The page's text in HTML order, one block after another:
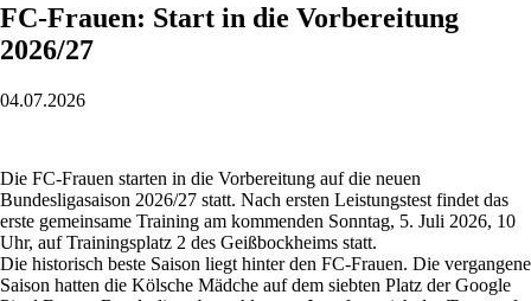
FC-Frauen: Start in die Vorbereitung
2026/27
04.07.2026
Die FC-Frauen starten in die Vorbereitung auf die neuen
Bundesligasaison 2026/27 statt. Nach ersten Leistungstest findet das
erste gemeinsame Training am kommenden Sonntag, 5. Juli 2026, 10
Uhr, auf Trainingsplatz 2 des Geißbockheims statt.
Die historisch beste Saison liegt hinter den FC-Frauen. Die vergangene
Saison hatten die Kölsche Mädche auf dem siebten Platz der Google